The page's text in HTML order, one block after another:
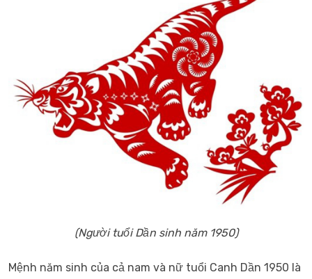
(Người tuổi Dần sinh năm 1950)
Mệnh năm sinh của cả nam và nữ tuổi Canh Dần 1950 là